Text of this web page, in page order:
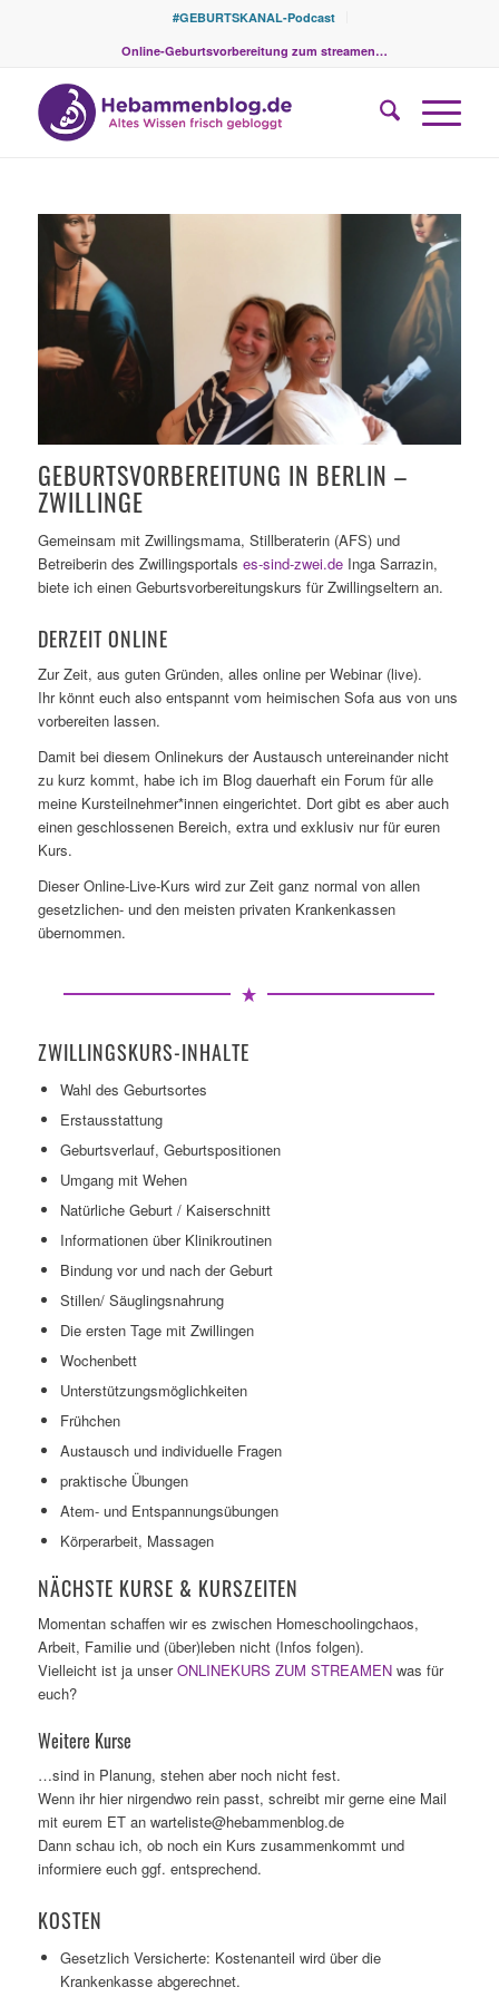
#GEBURTSKANAL-Podcast
Online-Geburtsvorbereitung zum streamen…
GEBURTSVORBEREITUNG IN BERLIN –
ZWILLINGE
Gemeinsam mit Zwillingsmama, Stillberaterin (AFS) und
Betreiberin des Zwillingsportals es-sind-zwei.deInga Sarrazin,
biete ich einen Geburtsvorbereitungskurs für Zwillingseltern an.
DERZEIT ONLINE
Zur Zeit, aus guten Gründen, alles online per Webinar (live).
Ihr könnt euch also entspannt vom heimischen Sofa aus von uns
vorbereiten lassen.
Damit bei diesem Onlinekurs der Austausch untereinander nicht
zu kurz kommt, habe ich im Blog dauerhaft ein Forum für alle
meine Kursteilnehmer*innen eingerichtet. Dort gibt es aber auch
einen geschlossenen Bereich, extra und exklusiv nur für euren
Kurs.
Dieser Online-Live-Kurs wird zur Zeit ganz normal von allen
gesetzlichen- und den meisten privaten Krankenkassen
übernommen.
ZWILLINGSKURS-INHALTE
Wahl des Geburtsortes
Erstausstattung
Geburtsverlauf, Geburtspositionen
Umgang mit Wehen
Natürliche Geburt / Kaiserschnitt
Informationen über Klinikroutinen
Bindung vor und nach der Geburt
Stillen/ Säuglingsnahrung
Die ersten Tage mit Zwillingen
Wochenbett
Unterstützungsmöglichkeiten
Frühchen
Austausch und individuelle Fragen
praktische Übungen
Atem- und Entspannungsübungen
Körperarbeit, Massagen
NÄCHSTE KURSE & KURSZEITEN
Momentan schaffen wir es zwischen Homeschoolingchaos,
Arbeit, Familie und (über)leben nicht (Infos folgen).
Vielleicht ist ja unserONLINEKURS ZUM STREAMENwas für
euch?
Weitere Kurse
…sind in Planung, stehen aber noch nicht fest.
Wenn ihr hier nirgendwo rein passt, schreibt mir gerne eine Mail
mit eurem ET an warteliste@hebammenblog.de
Dann schau ich, ob noch ein Kurs zusammenkommt und
informiere euch ggf. entsprechend.
KOSTEN
Gesetzlich Versicherte: Kostenanteil wird über die
Krankenkasse abgerechnet.